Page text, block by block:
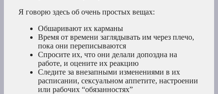
Я говорю здесь об очень простых вещах:
Обшаривают их карманы
Время от времени заглядывать им через плечо,
пока они переписываются
Спросите их, что они делали допоздна на
работе, и оцените их реакцию
Следите за внезапными изменениями в их
расписании, сексуальном аппетите, настроении
или рабочих “обязанностях”